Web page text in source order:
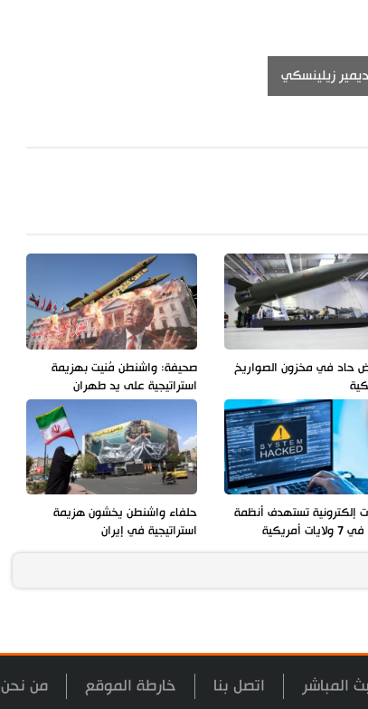
زيلينسكي
حاد في مخزون الصواريخ
صحيفة: واشنطن مُنيت بهزيمة
استراتيجية على يد طهران
إلكترونية تستهدف أنظمة
أمريكية
حلفاء واشنطن يخشون هزيمة
استراتيجية في إيران
المباشر اتصل بنا خارطة الموقع من نحن